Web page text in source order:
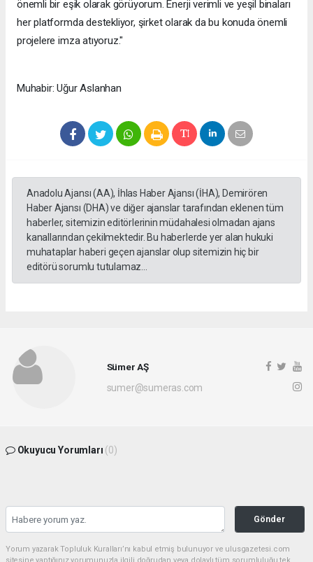
önemli bir eşik olarak görüyorum. Enerji verimli ve yeşil binaları
her platformda destekliyor, şirket olarak da bu konuda önemli
projelere imza atıyoruz."
Muhabir: Uğur Aslanhan
Anadolu Ajansı (AA), İhlas Haber Ajansı (İHA), Demirören
Haber Ajansı (DHA) ve diğer ajanslar tarafından eklenen tüm
haberler, sitemizin editörlerinin müdahalesi olmadan ajans
kanallarından çekilmektedir. Bu haberlerde yer alan hukuki
muhataplar haberi geçen ajanslar olup sitemizin hiç bir
editörü sorumlu tutulamaz...
Sümer AŞ
sumer@sumeras.com
Okuyucu Yorumları (0)
Gönder
Yorum yazarak Topluluk Kuralları’nı kabul etmiş bulunuyor ve ulusgazetesi.com